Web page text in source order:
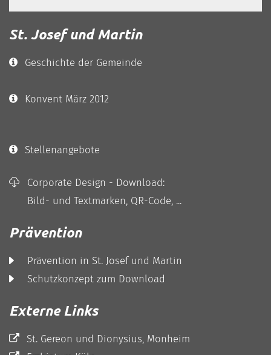
St. Josef und Martin
Geschichte der Gemeinde
Konvent März 2012
Stellenangebote
Corporate Design - Download:
Bild- und Textmarken, QR-Code, ...
Prävention
Prävention in St. Josef und Martin
Schutzkonzept zum Download
Externe Links
St. Gereon und Dionysius, Monheim